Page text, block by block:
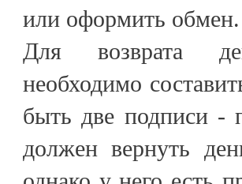
или оформить обмен.
Для возврата
необходимо
быть две подписи -
должен вернуть